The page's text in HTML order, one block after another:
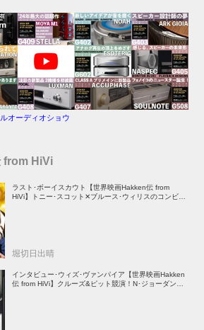
オーディオショウ
from HiVi
ラスト･ボーイスカウト【世界映画Hakken伝 from
HiVi】トニー･スコット✕ブルース･ウィリスのコンビが
堀切日出晴
インタビュー･ウィズ･ヴァンパイア【世界映画Hakken
伝 from HiVi】クルーズ&ピット競演！N･ジョーダン監